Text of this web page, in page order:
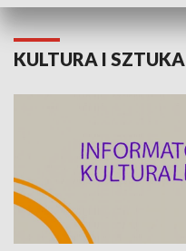
KULTURA I SZTUKA